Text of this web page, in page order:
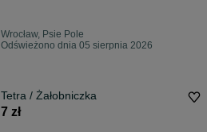
Wrocław, Psie Pole
Odświeżono dnia 05 sierpnia 2026
Tetra / Żałobniczka
7 zł